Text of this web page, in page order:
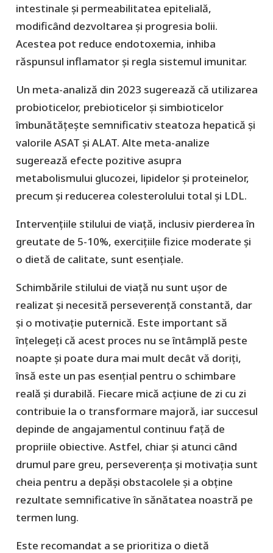
intestinale și permeabilitatea epitelială,
modificând dezvoltarea și progresia bolii.
Acestea pot reduce endotoxemia, inhiba
răspunsul inflamator și regla sistemul imunitar.
Un meta-analiză din 2023 sugerează că utilizarea
probioticelor, prebioticelor și simbioticelor
îmbunătățește semnificativ steatoza hepatică și
valorile ASAT și ALAT. Alte meta-analize
sugerează efecte pozitive asupra
metabolismului glucozei, lipidelor și proteinelor,
precum și reducerea colesterolului total și LDL.
Intervențiile stilului de viață, inclusiv pierderea în
greutate de 5-10%, exercițiile fizice moderate și
o dietă de calitate, sunt esențiale.
Schimbările stilului de viață nu sunt ușor de
realizat și necesită perseverență constantă, dar
și o motivație puternică. Este important să
înțelegeți că acest proces nu se întâmplă peste
noapte și poate dura mai mult decât vă doriți,
însă este un pas esențial pentru o schimbare
reală și durabilă. Fiecare mică acțiune de zi cu zi
contribuie la o transformare majoră, iar succesul
depinde de angajamentul continuu față de
propriile obiective. Astfel, chiar și atunci când
drumul pare greu, perseverența și motivația sunt
cheia pentru a depăși obstacolele și a obține
rezultate semnificative în sănătatea noastră pe
termen lung.
Este recomandat a se prioritiza o dietă